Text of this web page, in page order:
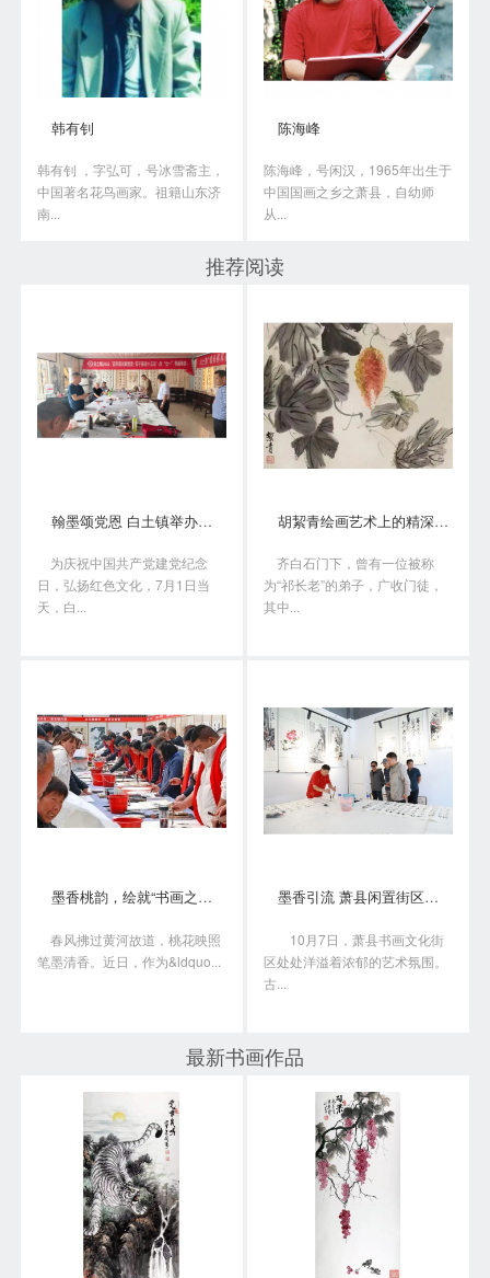
韩有钊
韩有钊 ，字弘可，号冰雪斋主，
中国著名花鸟画家。祖籍山东济
南...
陈海峰
陈海峰，号闲汉，1965年出生于
中国国画之乡之萧县，自幼师
从...
推荐阅读
翰墨颂党恩 白土镇举办书画笔会庆“七一”
为庆祝中国共产党建党纪念
日，弘扬红色文化，7月1日当
天，白...
胡絜青绘画艺术上的精深造诣从何而来?
齐白石门下，曾有一位被称
为“祁长老”的弟子，广收门徒，
其中...
墨香桃韵，绘就“书画之乡”新画卷
春风拂过黄河故道，桃花映照
笔墨清香。近日，作为&ldquo...
墨香引流 萧县闲置街区变身书画艺术聚落
10月7日，萧县书画文化街
区处处洋溢着浓郁的艺术氛围。
古...
最新书画作品